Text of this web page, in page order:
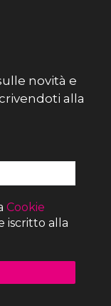
novità e
alla
Cookie
iscritto alla